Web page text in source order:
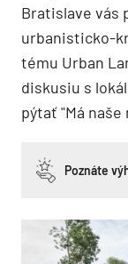
Bratislave vás
urbanisticko-
tému Urban
diskusiu s
pýtať "Má
Poznáte